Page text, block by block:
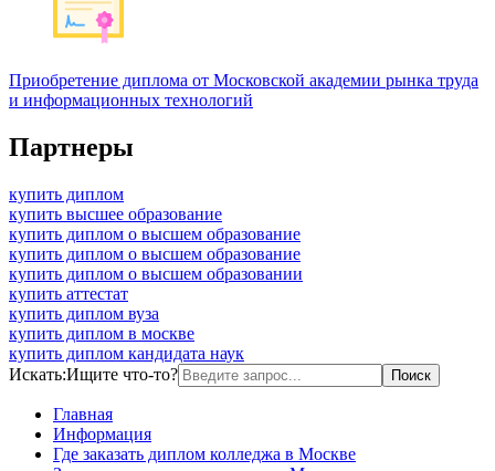
Приобретение диплома от Московской академии рынка труда
и информационных технологий
Партнеры
купить диплом
купить высшее образование
купить диплом о высшем образование
купить диплом о высшем образование
купить диплом о высшем образовании
купить аттестат
купить диплом вуза
купить диплом в москве
купить диплом кандидата наук
Искать:Ищите что-то?
Главная
Информация
Где заказать диплом колледжа в Москве